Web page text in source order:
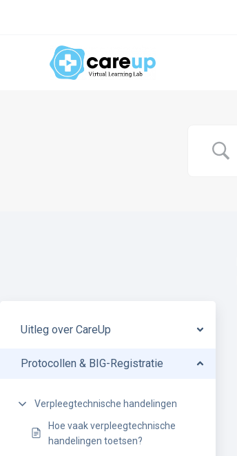
Uitleg over CareUp
Protocollen & BIG-Registratie
Verpleegtechnische handelingen
Hoe vaak verpleegtechnische
handelingen toetsen?